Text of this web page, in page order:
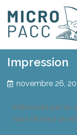
Impression
novembre 26,
Intéressés par un
vous désirez un